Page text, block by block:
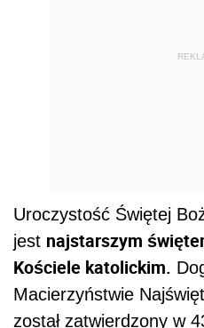
Uroczystość Świętej
jest najstarszym
Kościele katolickim.
Macierzyństwie
został zatwierdzony w